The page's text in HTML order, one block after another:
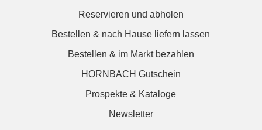
Reservieren und abholen
Bestellen & nach Hause liefern lassen
Bestellen & im Markt bezahlen
HORNBACH Gutschein
Prospekte & Kataloge
Newsletter